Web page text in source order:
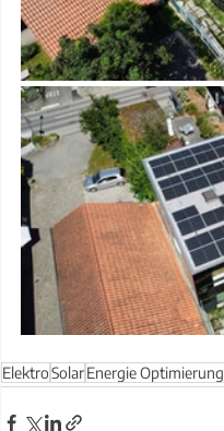
ElektroSolarEnergie Optimierung